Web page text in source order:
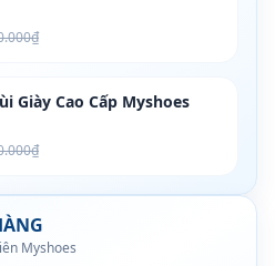
Giày Cao Cấp Myshoes
Myshoes